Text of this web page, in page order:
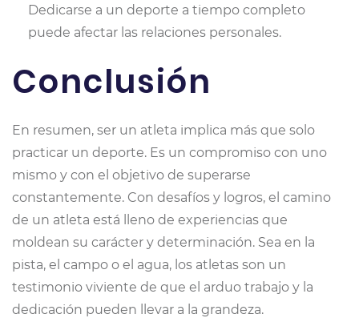
Dedicarse a un deporte a tiempo completo
puede afectar las relaciones personales.
Conclusión
En resumen, ser un atleta implica más que solo
practicar un deporte. Es un compromiso con uno
mismo y con el objetivo de superarse
constantemente. Con desafíos y logros, el camino
de un atleta está lleno de experiencias que
moldean su carácter y determinación. Sea en la
pista, el campo o el agua, los atletas son un
testimonio viviente de que el arduo trabajo y la
dedicación pueden llevar a la grandeza.